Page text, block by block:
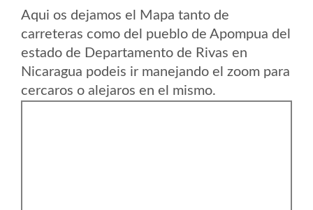
Aqui os dejamos el Mapa tanto de
carreteras como del pueblo de Apompua del
estado de Departamento de Rivas en
Nicaragua podeis ir manejando el zoom para
cercaros o alejaros en el mismo.